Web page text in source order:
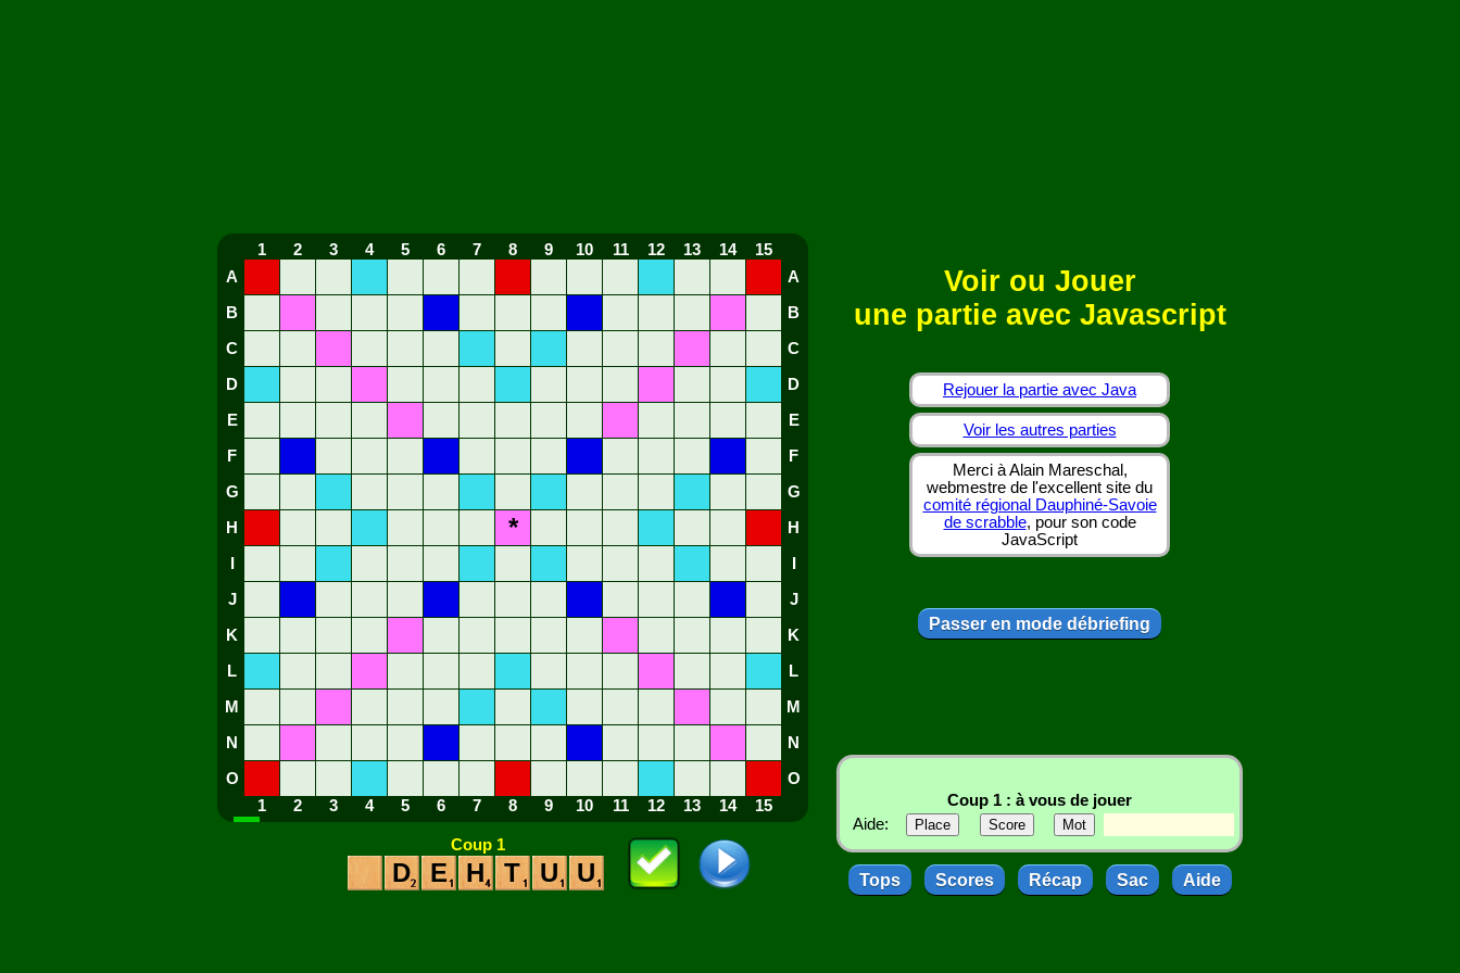
1 2 3 4 5 6 7 8 9 10 11 12 13 14
15
A
A
B B
C C
D D
E E
F F
G G
H * H
J J
K K
L L
M M
N N
O
O
1
2 3 4 5 6 7 8 9 10 11 12 13 14 15
Coup 1
D E H T U U
Voir ou Jouer
une partie avec Javascript
Rejouer la partie avec Java
Voir les autres parties
Merci à Alain Mareschal,
webmestre de l'excellent site du
comité régional Dauphiné-Savoie
de scrabble, pour son code
JavaScript
Passer en mode débriefing
Coup 1 : à vous de jouer
Aide:
Tops Scores Récap Sac Aide